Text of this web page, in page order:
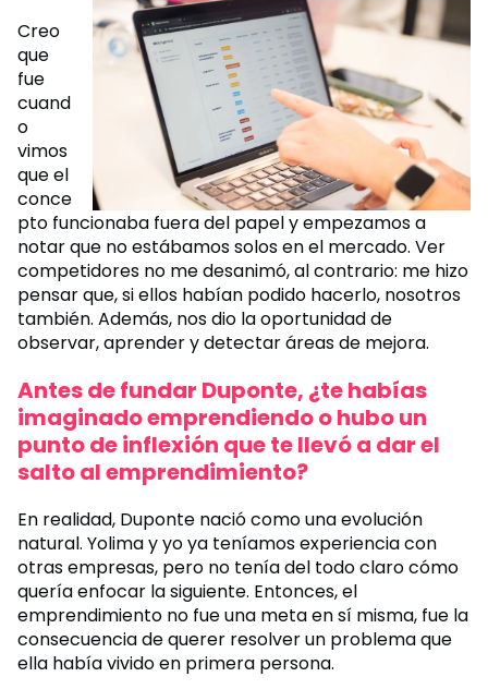
Creo
que
fue
cuand
o
vimos
que el
conce
pto funcionaba fuera del papel y empezamos a
notar que no estábamos solos en el mercado. Ver
competidores no me desanimó, al contrario: me hizo
pensar que, si ellos habían podido hacerlo, nosotros
también. Además, nos dio la oportunidad de
observar, aprender y detectar áreas de mejora.
Antes de fundar Duponte, ¿te habías
imaginado emprendiendo o hubo un
punto de inflexión que te llevó a dar el
salto al emprendimiento?
En realidad, Duponte nació como una evolución
natural. Yolima y yo ya teníamos experiencia con
otras empresas, pero no tenía del todo claro cómo
quería enfocar la siguiente. Entonces, el
emprendimiento no fue una meta en sí misma, fue la
consecuencia de querer resolver un problema que
ella había vivido en primera persona.